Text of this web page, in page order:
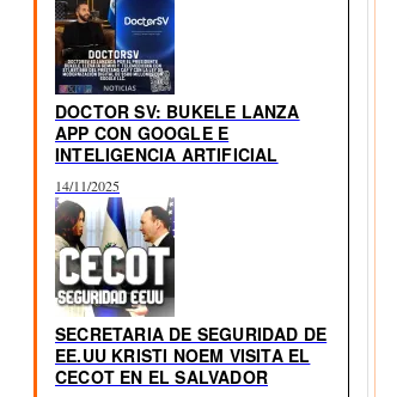
DOCTOR SV: BUKELE LANZA
APP CON GOOGLE E
INTELIGENCIA ARTIFICIAL
14/11/2025
SECRETARIA DE SEGURIDAD DE
EE.UU KRISTI NOEM VISITA EL
CECOT EN EL SALVADOR